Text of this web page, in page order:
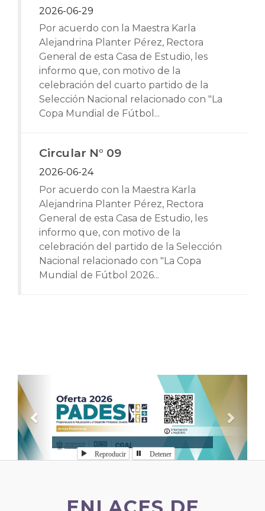
2026-06-29
Por acuerdo con la Maestra Karla
Alejandrina Planter Pérez, Rectora
General de esta Casa de Estudio, les
informo que, con motivo de la
celebración del cuarto partido de la
Selección Nacional relacionado con "La
Copa Mundial de Fútbol...
Circular N° 09
2026-06-24
Por acuerdo con la Maestra Karla
Alejandrina Planter Pérez, Rectora
General de esta Casa de Estudio, les
informo que, con motivo de la
celebración del partido de la Selección
Nacional relacionado con "La Copa
Mundial de Fútbol 2026...
Reproducir Detener